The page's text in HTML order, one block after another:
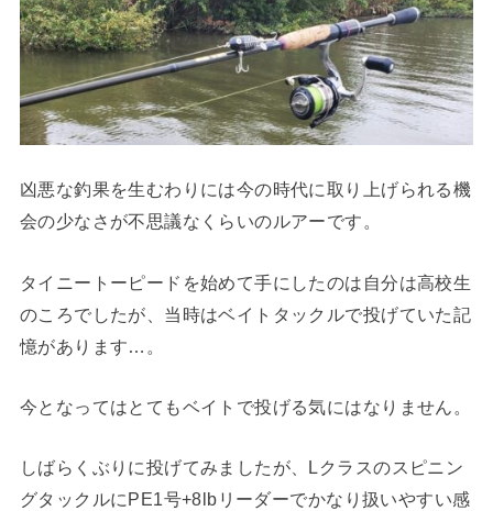
凶悪な釣果を生むわりには今の時代に取り上げられる機
会の少なさが不思議なくらいのルアーです。
タイニートーピードを始めて手にしたのは自分は高校生
のころでしたが、当時はベイトタックルで投げていた記
憶があります…。
今となってはとてもベイトで投げる気にはなりません。
しばらくぶりに投げてみましたが、Lクラスのスピニン
グタックルにPE1号+8lbリーダーでかなり扱いやすい感